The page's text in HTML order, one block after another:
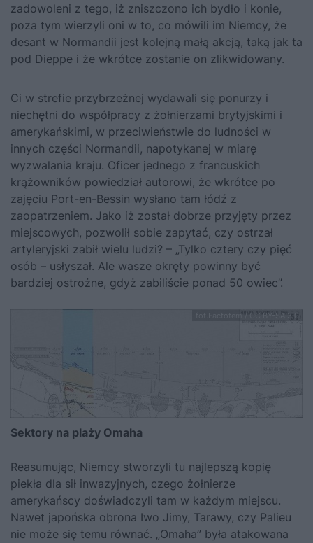
zadowoleni z tego, iż zniszczono ich bydło i konie,
poza tym wierzyli oni w to, co mówili im Niemcy, że
desant w Normandii jest kolejną małą akcją, taką jak ta
pod Dieppe i że wkrótce zostanie on zlikwidowany.
Ci w strefie przybrzeżnej wydawali się ponurzy i
niechętni do współpracy z żołnierzami brytyjskimi i
amerykańskimi, w przeciwieństwie do ludności w
innych części Normandii, napotykanej w miarę
wyzwalania kraju. Oficer jednego z francuskich
krążowników powiedział autorowi, że wkrótce po
zajęciu Port-en-Bessin wysłano tam łódź z
zaopatrzeniem. Jako iż został dobrze przyjęty przez
miejscowych, pozwolił sobie zapytać, czy ostrzał
artyleryjski zabił wielu ludzi? – „Tylko cztery czy pięć
osób – usłyszał. Ale wasze okręty powinny być
bardziej ostrożne, gdyż zabiliście ponad 50 owiec”.
fot.Factotem / CC BY-SA 3.0
Sektory na plaży Omaha
Reasumując, Niemcy stworzyli tu najlepszą kopię
piekła dla sił inwazyjnych, czego żołnierze
amerykańscy doświadczyli tam w każdym miejscu.
Nawet japońska obrona Iwo Jimy, Tarawy, czy Palieu
nie może się temu równać. „Omaha” była atakowana